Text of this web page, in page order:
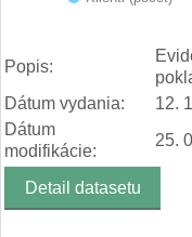
Popis:
Dátum vydania:
12.
Dátum
modifikácie:
25.
Detail datasetu